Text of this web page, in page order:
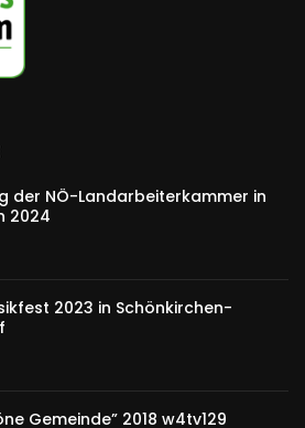
der NÖ-Landarbeiterkammer in
2024
2023 in Schönkirchen-
Gemeinde” 2018 w4tv129